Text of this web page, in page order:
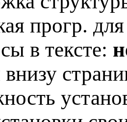
прогр.
в тексте:
внизу